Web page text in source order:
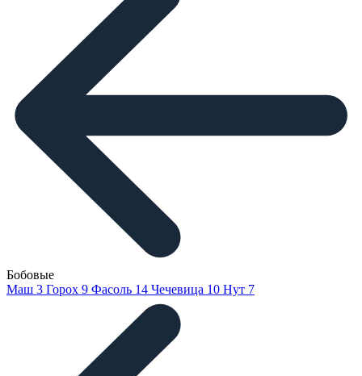
Бобовые
Маш 3 Горох 9 Фасоль 14 Чечевица 10 Нут 7